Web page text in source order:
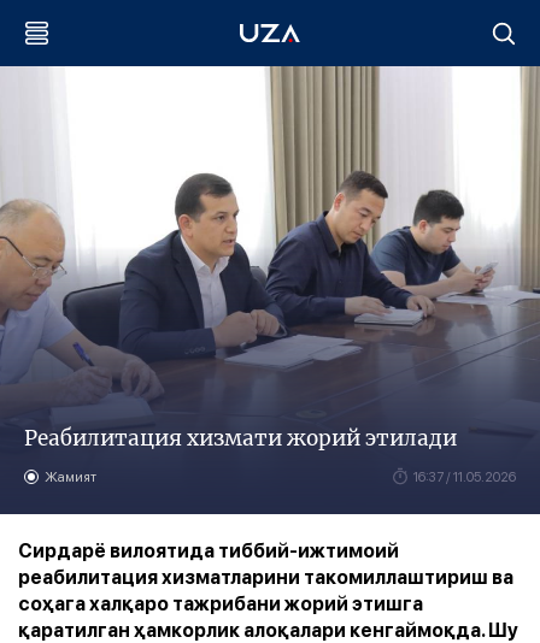
Реабилитация хизмати жорий этилади
Жамият 16:37 / 11.05.2026
Сирдарё вилоятида тиббий-ижтимоий
реабилитация хизматларини такомиллаштириш ва
соҳага халқаро тажрибани жорий этишга
қаратилган ҳамкорлик алоқалари кенгаймоқда. Шу